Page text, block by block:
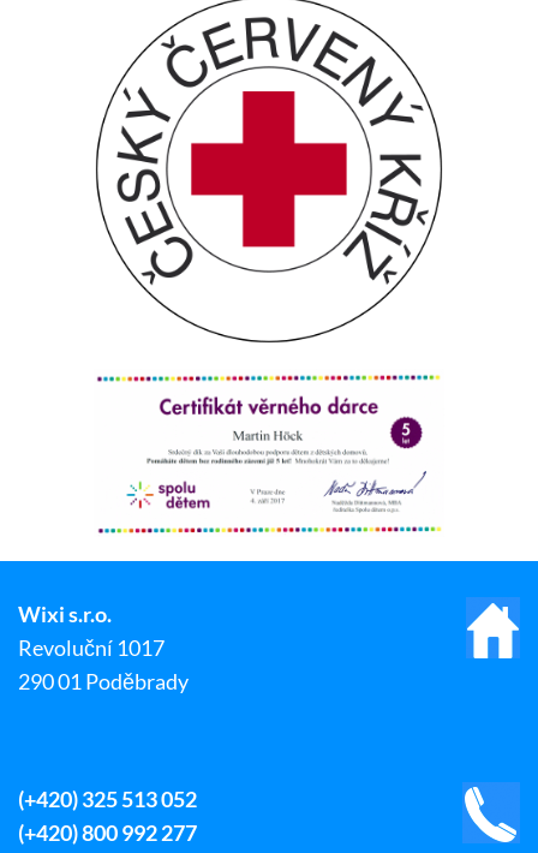
Wixi s.r.o.
Revoluční 1017
290 01 Poděbrady
(+420) 325 513 052
(+420) 800 992 277